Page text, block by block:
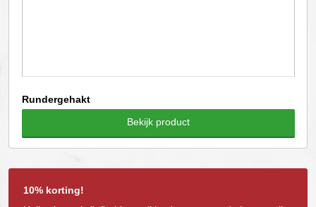
Rundergehakt
Bekijk product
10% korting!